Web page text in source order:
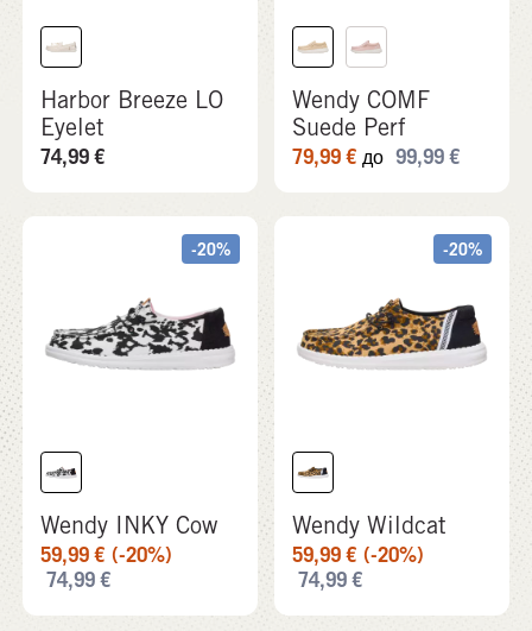
Harbor Breeze LO
Eyelet
74,99€
Wendy COMF
Suede Perf
79,99€ до 99,99€
-20%
Wendy INKY Cow
59,99€ (-20%)
74,99€
-20%
Wendy Wildcat
59,99€ (-20%)
74,99€